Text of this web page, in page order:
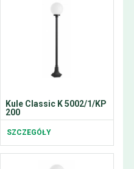
Kule Classic K 5002/1/KP
200
SZCZEGÓŁY